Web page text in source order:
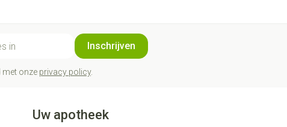
Inschrijven
met onze privacy policy.
Uw apotheek